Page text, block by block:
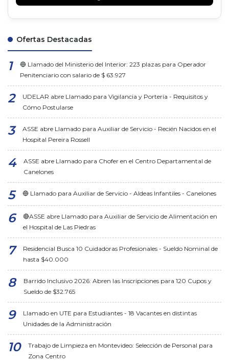
Ofertas Destacadas
🔵 Llamado del Ministerio del Interior: 223 plazas para Operador
Penitenciario con salario de $ 63.927
UDELAR abre Llamado para Vigilancia y Portería - Requisitos y
Cómo Postularse
ASSE abre Llamado para Auxiliar de Servicio - Recién Nacidos en el
Hospital Pereira Rossell
ASSE abre Llamado para Chofer en el Centro Departamental de
Canelones
🔵 Llamado para Auxiliar de Servicio - Aldeas Infantiles - Canelones
🔴ASSE abre Llamado para Auxiliar de Servicio de Alimentación en
el Hospital de Las Piedras
Residencial Busca 10 Cuidadoras Profesionales - Sueldo Nominal de
hasta $40.000
Barrido Inclusivo 2026: Abren las Inscripciones para 120 Cupos y
Sueldo de $32.765
Llamado en UTE para Estudiantes - 18 Vacantes en distintas
Unidades de la Administración
Trabajo de Limpieza en Montevideo: Selección de Personal para
Zona Centro